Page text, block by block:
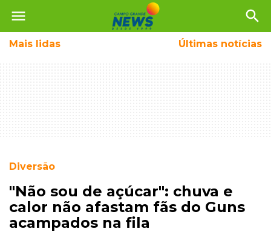
menu search
Mais lidas Últimas notícias
Diversão
"Não sou de açúcar": chuva e
calor não afastam fãs do Guns
acampados na fila